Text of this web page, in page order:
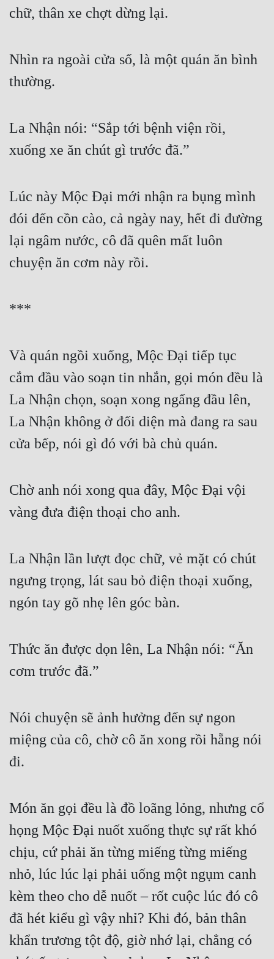
chữ, thân xe chợt dừng lại.
Nhìn ra ngoài cửa sổ, là một quán ăn bình
thường.
La Nhận nói: “Sắp tới bệnh viện rồi,
xuống xe ăn chút gì trước đã.”
Lúc này Mộc Đại mới nhận ra bụng mình
đói đến cồn cào, cả ngày nay, hết đi đường
lại ngâm nước, cô đã quên mất luôn
chuyện ăn cơm này rồi.
***
Và quán ngồi xuống, Mộc Đại tiếp tục
cắm đầu vào soạn tin nhắn, gọi món đều là
La Nhận chọn, soạn xong ngẩng đầu lên,
La Nhận không ở đối diện mà đang ra sau
cửa bếp, nói gì đó với bà chủ quán.
Chờ anh nói xong qua đây, Mộc Đại vội
vàng đưa điện thoại cho anh.
La Nhận lần lượt đọc chữ, vẻ mặt có chút
ngưng trọng, lát sau bỏ điện thoại xuống,
ngón tay gõ nhẹ lên góc bàn.
Thức ăn được dọn lên, La Nhận nói: “Ăn
cơm trước đã.”
Nói chuyện sẽ ảnh hưởng đến sự ngon
miệng của cô, chờ cô ăn xong rồi hẵng nói
đi.
Món ăn gọi đều là đồ loãng lỏng, nhưng cổ
họng Mộc Đại nuốt xuống thực sự rất khó
chịu, cứ phải ăn từng miếng từng miếng
nhỏ, lúc lúc lại phải uống một ngụm canh
kèm theo cho dễ nuốt – rốt cuộc lúc đó cô
đã hét kiểu gì vậy nhỉ? Khi đó, bản thân
khẩn trương tột độ, giờ nhớ lại, chẳng có